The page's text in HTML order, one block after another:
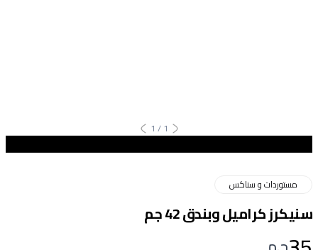
1
/
1
مستوردات و سناكس
سنيكرز كراميل وبندق 42 جم